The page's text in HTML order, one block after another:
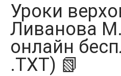
Уроки
Ливанова
онлайн
.TXT) 📗